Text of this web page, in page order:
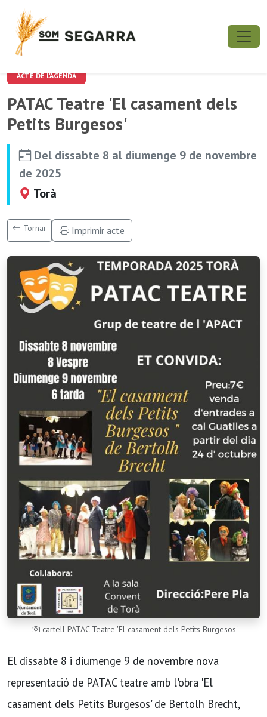
ACTE DE L'AGENDA
PATAC Teatre 'El casament dels
Petits Burgesos'
Del dissabte 8 al diumenge 9 de novembre
de 2025
Torà
Tornar Imprimir acte
cartell PATAC Teatre 'El casament dels Petits Burgesos'
El dissabte 8 i diumenge 9 de novembre nova
representació de PATAC teatre amb l'obra 'El
casament dels Petits Burgesos' de Bertolh Brecht,